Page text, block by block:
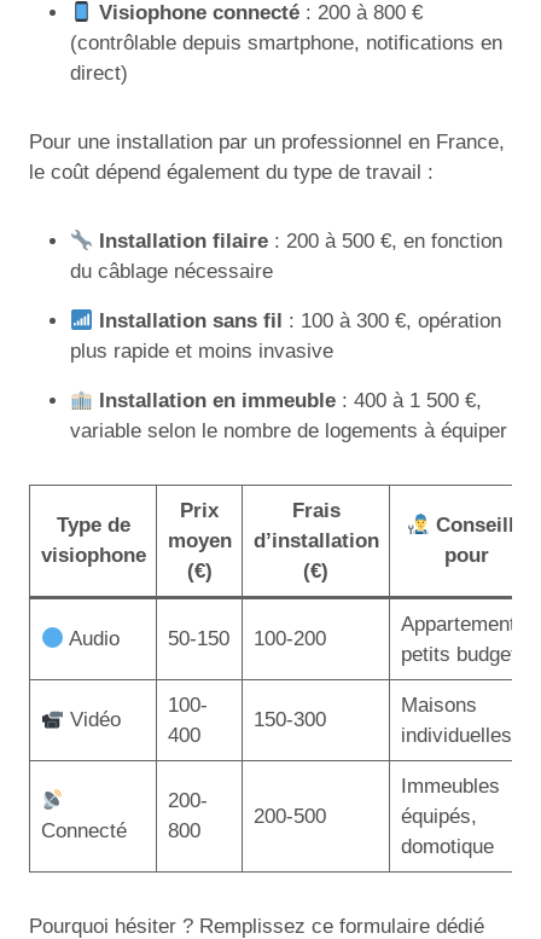
Visiophone connecté : 200 à 800 €
(contrôlable depuis smartphone, notifications en
direct)
Pour une installation par un professionnel en France,
le coût dépend également du type de travail :
Installation filaire : 200 à 500 €, en fonction
du câblage nécessaire
Installation sans fil : 100 à 300 €, opération
plus rapide et moins invasive
Installation en immeuble : 400 à 1 500 €,
variable selon le nombre de logements à équiper
Type de
visiophone
Prix
moyen
(€)
Frais
d’installation
(€)
Conseillé
pour
Audio 50-150 100-200
Appartements,
petits budgets
Vidéo
100-
400
150-300
Maisons
individuelles
Connecté
200-
800
200-500
Immeubles
équipés,
domotique
Pourquoi hésiter ? Remplissez ce formulaire dédié